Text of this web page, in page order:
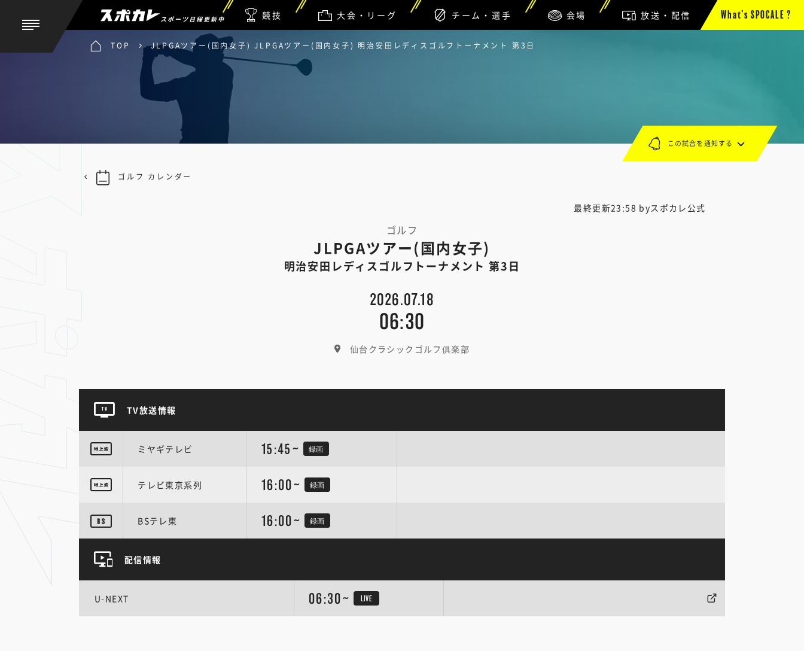
スポーツ日程更新中 競技 大会・リーグ チーム・選手 会場 放送・配信 What’s SPOCALE ?
TOP JLPGAツアー(国内女子) JLPGAツアー(国内女子) 明治安田レディスゴルフトーナメント 第3日
最終更新23:58 byスポカレ公式
ゴルフ
JLPGAツアー(国内女子)
明治安田レディスゴルフトーナメント 第3日
2026.07.18
06:30
仙台クラシックゴルフ俱楽部
この試合を通知する
ゴルフ カレンダー
TV放送情報
ミヤギテレビ 15:45~ 録画
テレビ東京系列 16:00~ 録画
BSテレ東 16:00~ 録画
配信情報
U-NEXT 06:30~ LIVE